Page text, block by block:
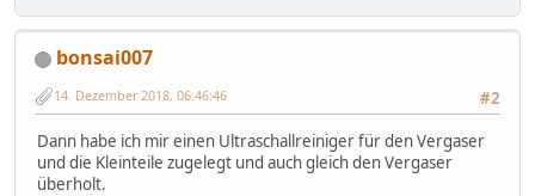
bonsai007
#2
14. Dezember 2018, 06:46:46
Dann habe ich mir einen Ultraschallreiniger für den Vergaser
und die Kleinteile zugelegt und auch gleich den Vergaser
überholt.